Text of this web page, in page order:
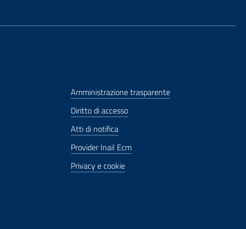
Amministrazione trasparente
Diritto di accesso
Atti di notifica
Provider Inail Ecm
Privacy e cookie